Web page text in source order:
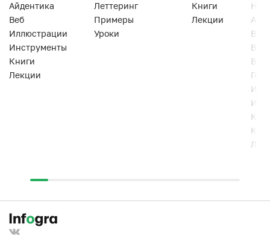
Айдентика
Веб
Иллюстрации
Инструменты
Книги
Лекции
Леттеринг
Примеры
Уроки
Книги
Лекции
Веб